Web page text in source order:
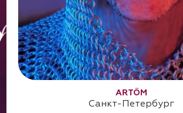
ARTÖM
Санкт-Петербург